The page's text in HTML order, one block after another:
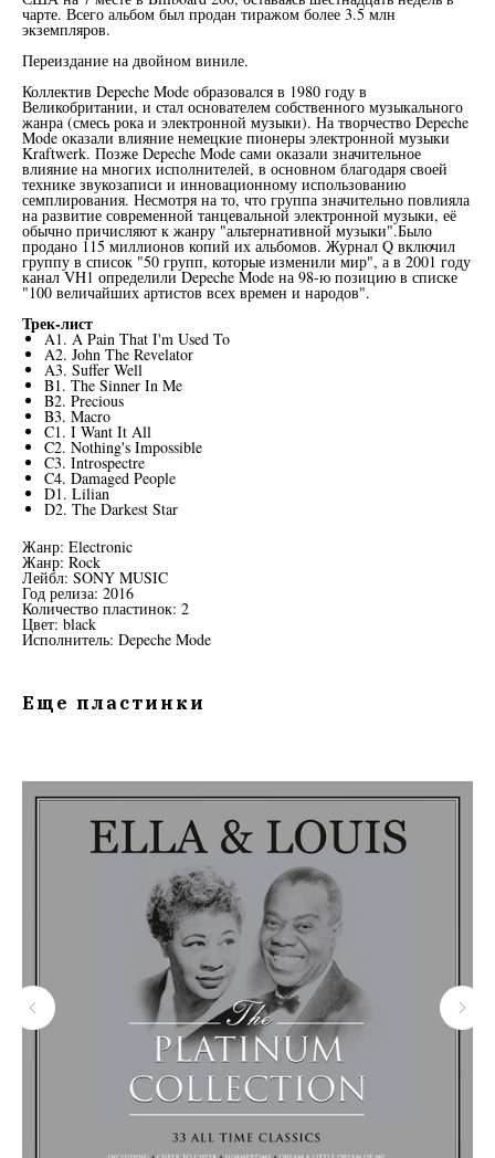
чарте. Всего альбом был продан тиражом более 3.5 млн
экземпляров.
Переиздание на двойном виниле.
Коллектив Depeche Mode образовался в 1980 году в
Великобритании, и стал основателем собственного музыкального
жанра (смесь рока и электронной музыки). На творчество Depeche
Mode оказали влияние немецкие пионеры электронной музыки
Kraftwerk. Позже Depeche Mode сами оказали значительное
влияние на многих исполнителей, в основном благодаря своей
технике звукозаписи и инновационному использованию
семплирования. Несмотря на то, что группа значительно повлияла
на развитие современной танцевальной электронной музыки, её
обычно причисляют к жанру "альтернативной музыки".Было
продано 115 миллионов копий их альбомов. Журнал Q включил
группу в список "50 групп, которые изменили мир", а в 2001 году
канал VH1 определили Depeche Mode на 98-ю позицию в списке
"100 величайших артистов всех времен и народов".
Трек-лист
A1. A Pain That I'm Used To
A2. John The Revelator
A3. Suffer Well
B1. The Sinner In Me
B2. Precious
B3. Macro
C1. I Want It All
C2. Nothing's Impossible
C3. Introspectre
C4. Damaged People
D1. Lilian
D2. The Darkest Star
Жанр: Electronic
Жанр: Rock
Лейбл: SONY MUSIC
Год релиза: 2016
Количество пластинок: 2
Цвет: black
Исполнитель: Depeche Mode
Еще пластинки